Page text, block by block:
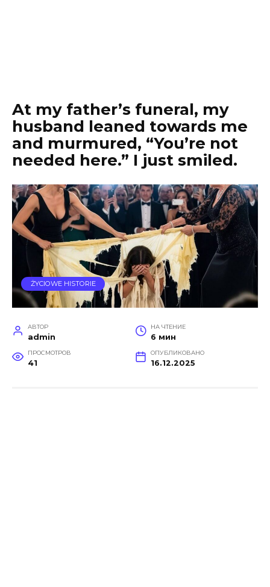
At my father’s funeral, my
husband leaned towards me
and murmured, “You’re not
needed here.” I just smiled.
ŻYCIOWE HISTORIE
АВТОР
admin
НА ЧТЕНИЕ
6 мин
ПРОСМОТРОВ
41
ОПУБЛИКОВАНО
16.12.2025